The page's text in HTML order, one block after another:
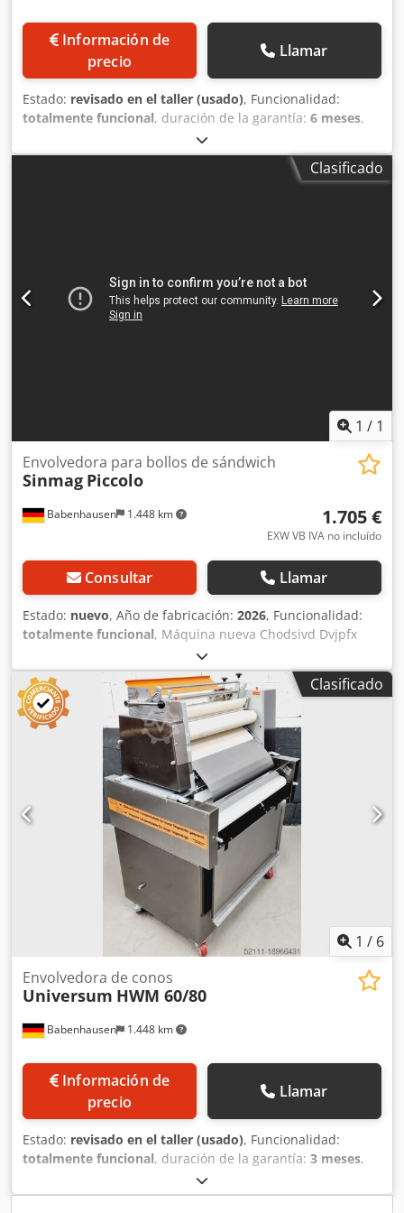
Información de
precio
Llamar
Estado: revisado en el taller (usado), Funcionalidad:
totalmente funcional, duración de la garantía: 6 meses,
, año de la última revisión:
Certificado DGUV hasta:07/2027, anchura de trabajo:700
700 mm, tipo de
formado largo Tecnología robusta Máquina enrolladora de
croissants con formador largo en la parte inferior Sólo con
nosotros: inspeccionada según DGUV V3 Conexión 400V,
Clasificado
1 / 1
Babenhausen 1.448 km
Envolvedora para bollos de sándwich
Sinmag Piccolo
1.705 €
EXW VB IVA no incluído
Consultar Llamar
Estado: nuevo, Año de fabricación: 2026, Funcionalidad:
totalmente funcional, Máquina nueva Chodsivd Dvjpfx
Akiea Modelo de acero inoxidable 24 meses de garantía
Ventajas: + máquina robusta y compacta + fácil
mantenimiento y limpieza + adecuada para el amasado
prolongado de pequeñas porciones de masa + ideal para
el amasado de panecillos para sándwiches + alimentación
de masa segura + cintas transportadoras de fieltro + la
bandeja de salida es ajustable en altura + muy práctica en
combinación con una prensa para panecillos + suministro
rápido de piezas de repuesto en un plazo de 1 a 2 días
laborables Datos técnicos: - Ancho del rodillo largo: máx.
180 mm - Rango de peso: 20-80 g (según el tipo de masa) -
Rendimiento por hora: aprox. 2.000 unidades (según el
tipo de masa) - Potencia del motor: 0,37 kW - Valores de
conexión: 230 V - 1 fase - 50 Hz - Dimensiones: 280 x 475 x
280 cm (ancho x profundidad x alto) - Altura del tubo de
alimentación: 45 mm - Peso neto: 26 kg
Clasificado
1 / 6
Babenhausen 1.448 km
Envolvedora de conos
Universum HWM 60/80
Información de
precio
Llamar
Estado: revisado en el taller (usado), Funcionalidad:
totalmente funcional, duración de la garantía: 3 meses,
, año de la última revisión:
Certificado DGUV hasta:06/2027, anchura de trabajo:800